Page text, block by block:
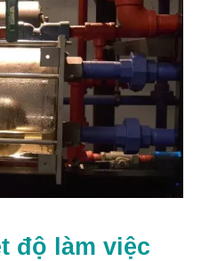
độ làm việc